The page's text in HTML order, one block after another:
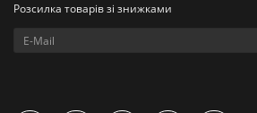
Розсилка товарів зі знижками